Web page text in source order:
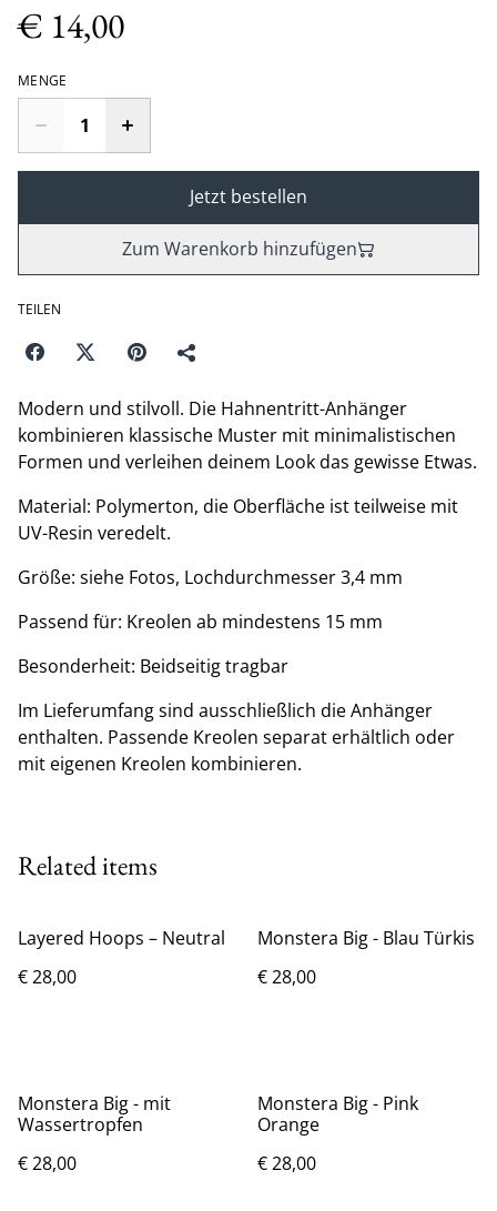
€ 14,00
MENGE
Jetzt bestellen
Zum Warenkorb hinzufügen
TEILEN
Modern und stilvoll. Die Hahnentritt-Anhänger
kombinieren klassische Muster mit minimalistischen
Formen und verleihen deinem Look das gewisse Etwas.
Material: Polymerton, die Oberfläche ist teilweise mit
UV-Resin veredelt.
Größe: siehe Fotos, Lochdurchmesser 3,4 mm
Passend für: Kreolen ab mindestens 15 mm
Besonderheit: Beidseitig tragbar
Im Lieferumfang sind ausschließlich die Anhänger
enthalten. Passende Kreolen separat erhältlich oder
mit eigenen Kreolen kombinieren.
Related items
Layered Hoops – Neutral
€ 28,00
Monstera Big - Blau Türkis
€ 28,00
Monstera Big - mit
Wassertropfen
€ 28,00
Monstera Big - Pink
Orange
€ 28,00